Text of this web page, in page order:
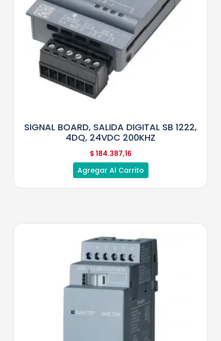
SIGNAL BOARD, SALIDA DIGITAL SB 1222,
4DQ, 24VDC 200KHZ
$ 184.387,16
Agregar Al Carrito